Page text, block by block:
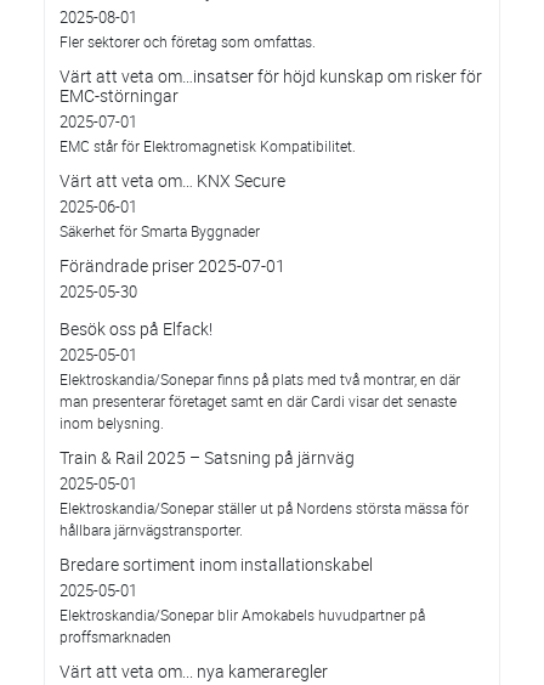
2025-08-01
Fler sektorer och företag som omfattas.
Värt att veta om…insatser för höjd kunskap om risker för
EMC-störningar
2025-07-01
EMC står för Elektromagnetisk Kompatibilitet.
Värt att veta om… KNX Secure
2025-06-01
Säkerhet för Smarta Byggnader
Förändrade priser 2025-07-01
2025-05-30
Besök oss på Elfack!
2025-05-01
Elektroskandia/Sonepar finns på plats med två montrar, en där
man presenterar företaget samt en där Cardi visar det senaste
inom belysning.
Train & Rail 2025 – Satsning på järnväg
2025-05-01
Elektroskandia/Sonepar ställer ut på Nordens största mässa för
hållbara järnvägstransporter.
Bredare sortiment inom installationskabel
2025-05-01
Elektroskandia/Sonepar blir Amokabels huvudpartner på
proffsmarknaden
Värt att veta om... nya kameraregler